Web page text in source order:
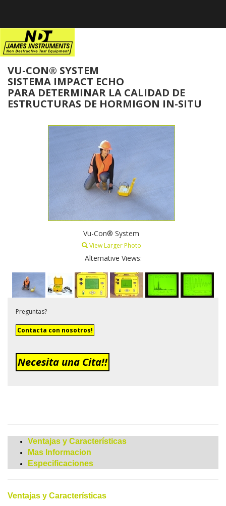
Home>Pruebas de
Ultrasonido>Vu-Con®
VU-CON® SYSTEM
SISTEMA IMPACT ECHO
PARA DETERMINAR LA CALIDAD DE
ESTRUCTURAS DE HORMIGON IN-SITU
Vu-Con® System
View Larger Photo
Alternative Views:
Preguntas?
Contacta con nosotros!
Necesita una Cita!!
Ventajas y Características
Mas Informacion
Especificaciones
Ventajas y Características